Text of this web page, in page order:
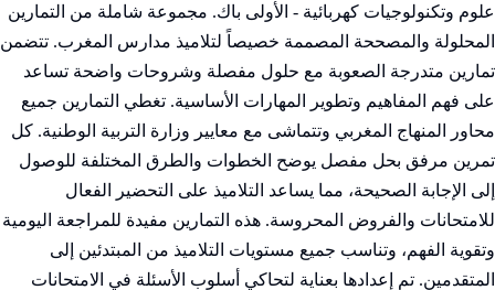
علوم وتكنولوجيات كهربائية - الأولى باك. مجموعة شاملة من التمارين
المحلولة والمصححة المصممة خصيصاً لتلاميذ مدارس المغرب. تتضمن
تمارين متدرجة الصعوبة مع حلول مفصلة وشروحات واضحة تساعد
على فهم المفاهيم وتطوير المهارات الأساسية. تغطي التمارين جميع
محاور المنهاج المغربي وتتماشى مع معايير وزارة التربية الوطنية. كل
تمرين مرفق بحل مفصل يوضح الخطوات والطرق المختلفة للوصول
إلى الإجابة الصحيحة، مما يساعد التلاميذ على التحضير الفعال
للامتحانات والفروض المحروسة. هذه التمارين مفيدة للمراجعة اليومية
وتقوية الفهم، وتناسب جميع مستويات التلاميذ من المبتدئين إلى
المتقدمين. تم إعدادها بعناية لتحاكي أسلوب الأسئلة في الامتحانات